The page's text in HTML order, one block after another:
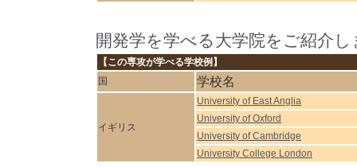
開発学を学べる大学院をご紹介し
【この専攻が学べる学校例】
国
学校名
イギリス
University of East Anglia
University of Oxford
University of Cambridge
University College London